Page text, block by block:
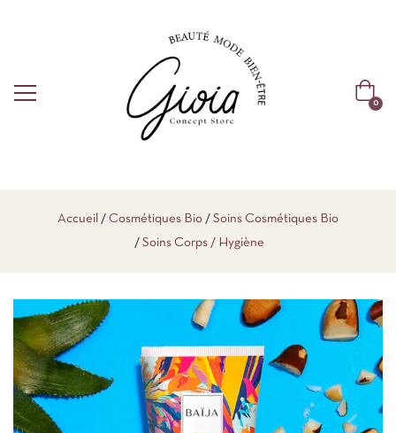
0
Accueil Cosmétiques Bio
Soins Cosmétiques Bio
Soins Corps / Hygiène